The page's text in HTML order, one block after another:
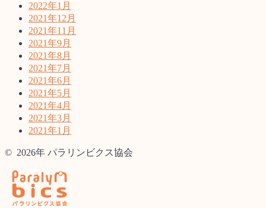
2022年1月
2021年12月
2021年11月
2021年9月
2021年8月
2021年7月
2021年6月
2021年5月
2021年4月
2021年3月
2021年1月
© 2026年 パラリンビクス協会